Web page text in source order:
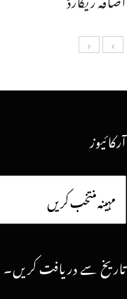
آرکائیوز
تاریخ سے دریافت کریں۔